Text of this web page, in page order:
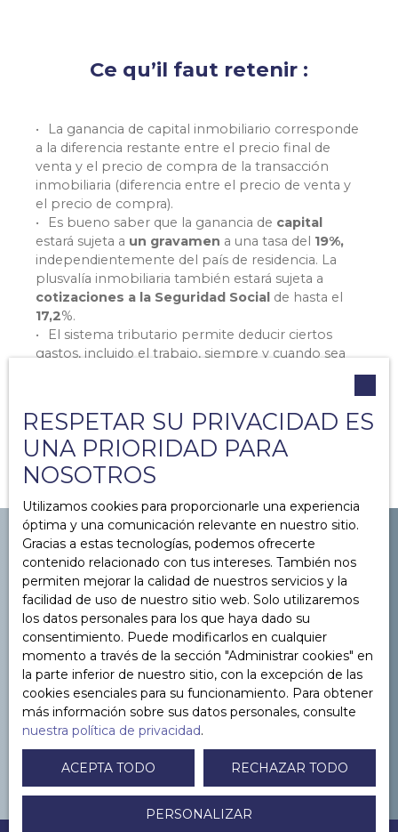
Ce qu’il faut retenir :
La ganancia de capital inmobiliario corresponde
a la diferencia restante entre el precio final de
venta y el precio de compra de la transacción
inmobiliaria (diferencia entre el precio de venta y
el precio de compra).
Es bueno saber que la ganancia de capital
estará sujeta a un gravamen a una tasa del 19%,
independientemente del país de residencia. La
plusvalía inmobiliaria también estará sujeta a
cotizaciones a la Seguridad Social de hasta el
17,2%.
El sistema tributario permite deducir ciertos
gastos, incluido el trabajo, siempre y cuando sea
construcción o reconstrucción.
YOU WANT TO
to sell in Paris or its
surroundings ?
CONTACTEZ-NOUS
RESPETAR SU PRIVACIDAD ES
UNA PRIORIDAD PARA
NOSOTROS
Utilizamos cookies para proporcionarle una experiencia
óptima y una comunicación relevante en nuestro sitio.
Gracias a estas tecnologías, podemos ofrecerte
contenido relacionado con tus intereses. También nos
permiten mejorar la calidad de nuestros servicios y la
facilidad de uso de nuestro sitio web. Solo utilizaremos
los datos personales para los que haya dado su
consentimiento. Puede modificarlos en cualquier
momento a través de la sección ″Administrar cookies″ en
la parte inferior de nuestro sitio, con la excepción de las
cookies esenciales para su funcionamiento. Para obtener
más información sobre sus datos personales, consulte
nuestra política de privacidad.
ACEPTA TODO RECHAZAR TODO
PERSONALIZAR